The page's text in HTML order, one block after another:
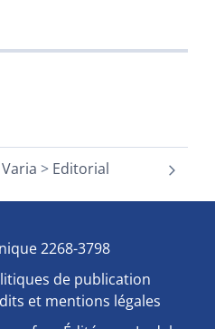
Editorial
2268-3798
de publication
et mentions légales